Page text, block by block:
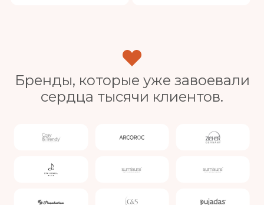
Бренды, которые уже завоевали
сердца тысячи клиентов.